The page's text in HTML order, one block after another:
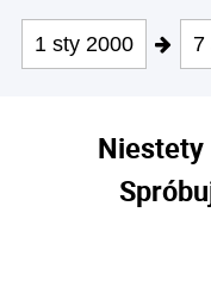
1 sty 2000 7
Niestety